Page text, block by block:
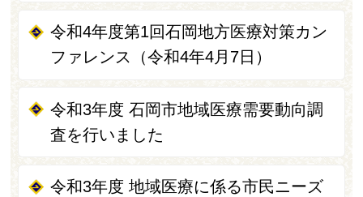
令和4年度第1回石岡地方医療対策カン
ファレンス（令和4年4月7日）
令和3年度 石岡市地域医療需要動向調
査を行いました
令和3年度 地域医療に係る市民ニーズ